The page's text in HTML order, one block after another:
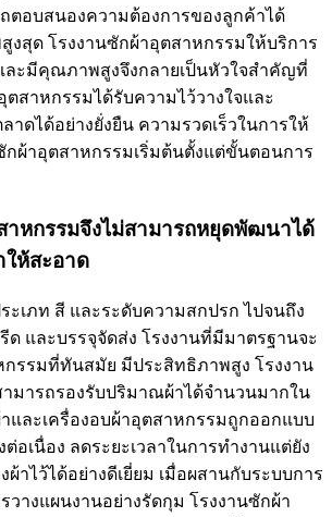
ตอบสนองความต้องการของลูกค้าได้
งสุด โรงงานซักผ้าอุตสาหกรรมให้บริการ
และมีคุณภาพสูงจึงกลายเป็นหัวใจสำคัญที่
สาหกรรมได้รับความไว้วางใจและ
าดได้อย่างยั่งยืน ความรวดเร็วในการให้
กผ้าอุตสาหกรรมเริ่มต้นตั้งแต่ขั้นตอนการ
าหกรรมจึงไม่สามารถหยุดพัฒนาได้
ให้สะอาด
ะเภท สี และระดับความสกปรก ไปจนถึง
ด และบรรจุจัดส่ง โรงงานที่มีมาตรฐานจะ
กรรมที่ทันสมัย มีประสิทธิภาพสูง โรงงาน
มารถรองรับปริมาณผ้าได้จำนวนมากใน
และเครื่องอบผ้าอุตสาหกรรมถูกออกแบบ
อเนื่อง ลดระยะเวลาในการทำงานแต่ยัง
าไว้ได้อย่างดีเยี่ยม เมื่อผสานกับระบบการ
วางแผนงานอย่างรัดกุม โรงงานซักผ้า